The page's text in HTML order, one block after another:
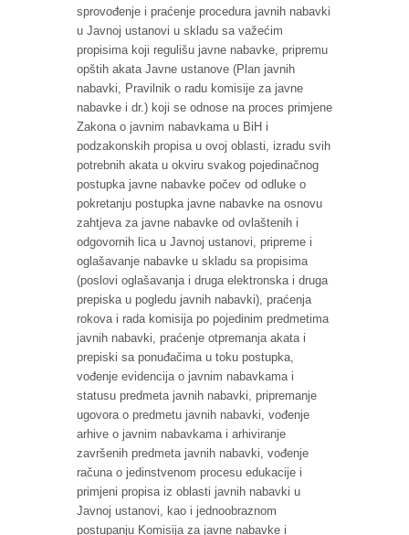
sprovođenje i praćenje procedura javnih nabavki
u Javnoj ustanovi u skladu sa važećim
propisima koji regulišu javne nabavke, pripremu
opštih akata Javne ustanove (Plan javnih
nabavki, Pravilnik o radu komisije za javne
nabavke i dr.) koji se odnose na proces primjene
Zakona o javnim nabavkama u BiH i
podzakonskih propisa u ovoj oblasti, izradu svih
potrebnih akata u okviru svakog pojedinačnog
postupka javne nabavke počev od odluke o
pokretanju postupka javne nabavke na osnovu
zahtjeva za javne nabavke od ovlaštenih i
odgovornih lica u Javnoj ustanovi, pripreme i
oglašavanje nabavke u skladu sa propisima
(poslovi oglašavanja i druga elektronska i druga
prepiska u pogledu javnih nabavki), praćenja
rokova i rada komisija po pojedinim predmetima
javnih nabavki, praćenje otpremanja akata i
prepiski sa ponuđačima u toku postupka,
vođenje evidencija o javnim nabavkama i
statusu predmeta javnih nabavki, pripremanje
ugovora o predmetu javnih nabavki, vođenje
arhive o javnim nabavkama i arhiviranje
završenih predmeta javnih nabavki, vođenje
računa o jedinstvenom procesu edukacije i
primjeni propisa iz oblasti javnih nabavki u
Javnoj ustanovi, kao i jednoobraznom
postupanju Komisija za javne nabavke i